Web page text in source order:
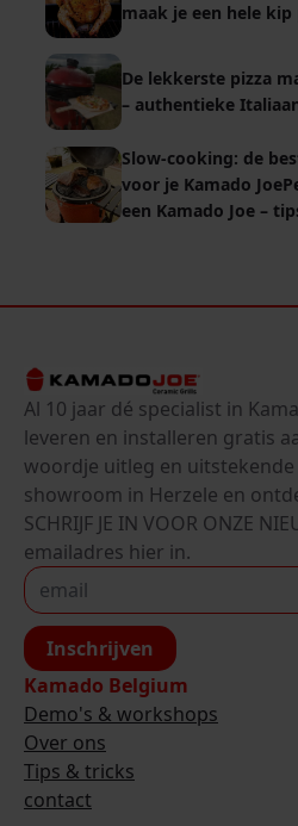
maak je een hele
De lekkerste pizza
– authentieke
Slow‑cooking: de
voor je Kamado
een Kamado Joe –
Al 10 jaar dé specialist in
leveren en installeren gratis
woordje uitleg en uitstekende
showroom in Herzele en
SCHRIJF JE IN VOOR ONZE
emailadres hier in.
Inschrijven
Kamado Belgium
Demo's & workshops
Over ons
Tips & tricks
contact